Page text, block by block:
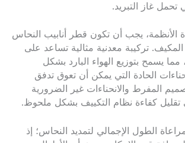
تحمل غاز التبريد.
الأنظمة، يجب أن تكون قطر أنابيب النحاس
تركيبة معدنية مثالية تساعد على
يسمح بتوزيع الهواء البارد بشكل
الحادة التي يمكن أن تعوق تدفق
المفرط والانحناءات غير الضرورية
تقليل كفاءة نظام التكييف بشكل ملحوظ.
الطول الإجمالي لتمديد النحاس؛ إذ